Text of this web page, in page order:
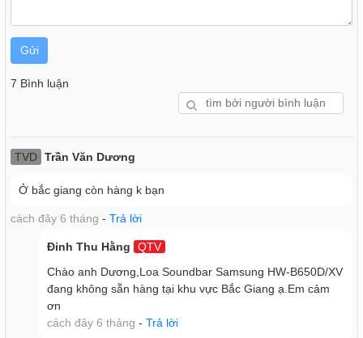
Chế độ tăng cường âm trầm Bass Boost
Đắm mình trong những sắc âm trầm mạnh mẽ, sống động
thanh. Loa subwoofer đi kèm giúp tăng cường âm bass
mạnh mẽ và nâng âm bass lên một tầm cao mới, với dải âm
thanh đa dạng, phong phú.
Gửi
7 Bình luận
TVD Trần Văn Dương
Ở bắc giang còn hàng k bạn
cách đây 6 tháng - Trả lời
Đinh Thu Hằng
QTV
Chào anh Dương,Loa Soundbar Samsung HW-B650D/XV
đang không sẵn hàng tại khu vực Bắc Giang ạ.Em cảm
ơn
cách đây 6 tháng - Trả lời